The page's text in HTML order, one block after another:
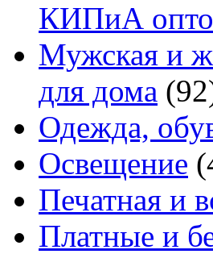
КИПиА
Мужская и
для дома
Одежда,
Освещение
Печатная и
Платные и